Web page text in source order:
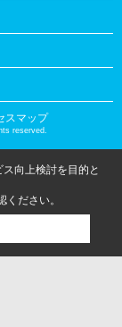
スマップ
reserved.
向上検討を目的と
ください。